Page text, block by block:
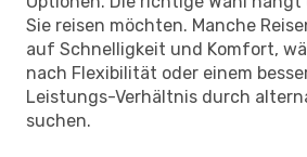
Sie reisen möchten. Manche
auf Schnelligkeit und Komfort,
nach Flexibilität oder einem
Leistungs-Verhältnis durch
suchen.